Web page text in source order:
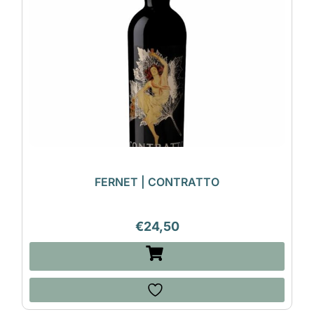
FERNET | CONTRATTO
€24,50